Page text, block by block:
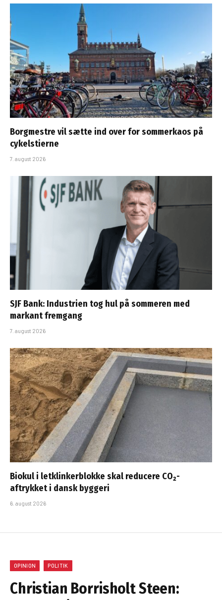
Borgmestre vil sætte ind over for sommerkaos på
cykelstierne
7. august 2026
SJF Bank: Industrien tog hul på sommeren med
markant fremgang
7. august 2026
Biokul i letklinkerblokke skal reducere CO₂-
aftrykket i dansk byggeri
6. august 2026
OPINION POLITIK
Christian Borrisholt Steen: